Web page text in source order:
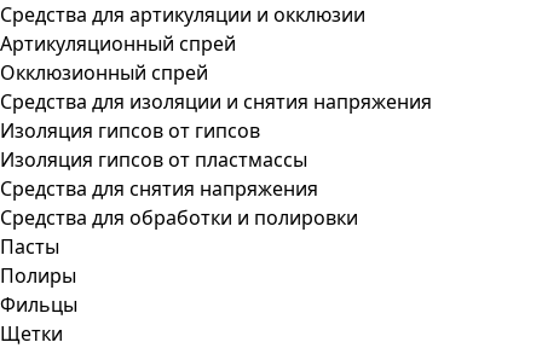
Средства для артикуляции и окклюзии
Артикуляционный спрей
Окклюзионный спрей
Средства для изоляции и снятия напряжения
Изоляция гипсов от гипсов
Изоляция гипсов от пластмассы
Средства для снятия напряжения
Средства для обработки и полировки
Пасты
Полиры
Фильцы
Щетки